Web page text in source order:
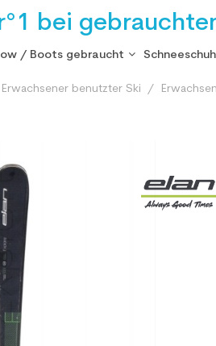
bei
/ Boots gebraucht
Erwachsener benutzter Ski